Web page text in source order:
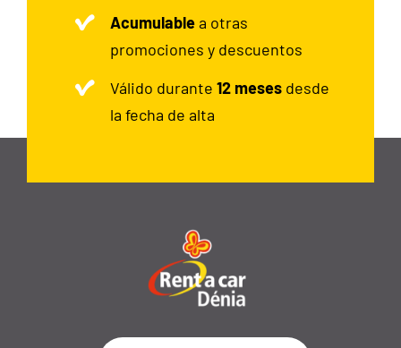
Acumulablea otras
promociones y descuentos
Válido durante12 meses desde
la fecha de alta